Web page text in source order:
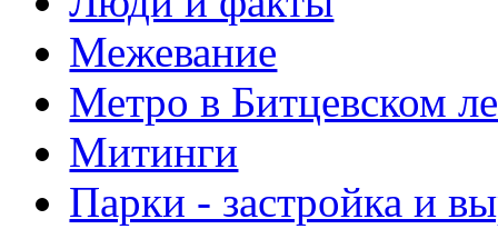
Межевание
Метро в Битцевском
Митинги
Парки - застройка и